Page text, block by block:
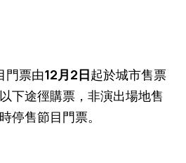
門票由12月2日起於城市售票
下途徑購票，非演出場地售
停售節目門票。